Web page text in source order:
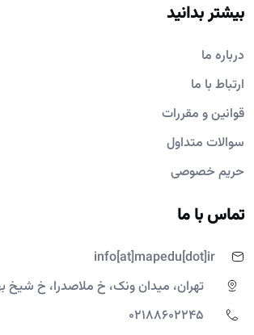
بیشتر بدانید
درباره ما
ارتباط با ما
قوانین و مقررات
سوالات متداول
حریم خصوصی
تماس با ما
info[at]mapedu[dot]ir
تهران، میدان ونک، خ ملاصدرا، خ شیخ
02188602245